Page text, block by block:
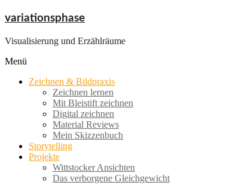
Zum
springen
variationsphase
Visualisierung und Erzählräume
Menü
Zeichnen & Bildpraxis
Zeichnen lernen
Mit Bleistift zeichnen
Digital zeichnen
Material Reviews
Mein Skizzenbuch
Storytelling
Projekte
Wittstocker Ansichten
Das verborgene Gleichgewicht